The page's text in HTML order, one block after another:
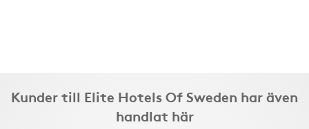
Kunder till Elite Hotels Of Sweden har även
handlat här